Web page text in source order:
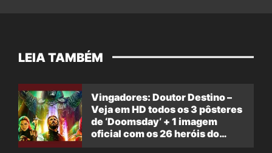
LEIA TAMBÉM
Vingadores: Doutor Destino –
Veja em HD todos os 3 pôsteres
de ‘Doomsday’ + 1 imagem
oficial com os 26 heróis do